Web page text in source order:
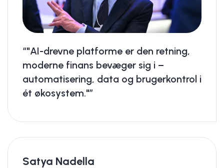
“"AI-drevne platforme er den retning,
moderne finans bevæger sig i –
automatisering, data og brugerkontrol i
ét økosystem."”
Satya Nadella